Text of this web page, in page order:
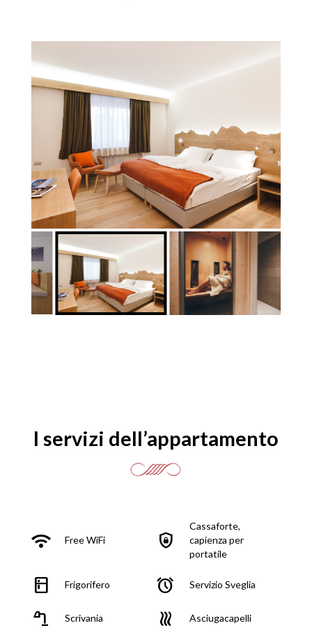
I servizi dell’appartamento
wifi Free WiFi shield_lock
Cassaforte,
capienza per
portatile
kitchen Frigorifero alarm Servizio Sveglia
table_lamp Scrivania heat Asciugacapelli